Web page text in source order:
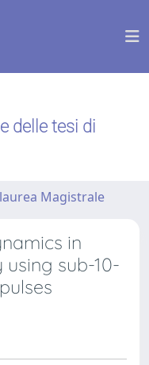
delle tesi di
Magistrale
in
sub-10-